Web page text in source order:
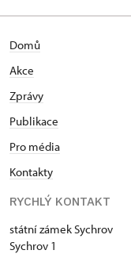
Domů
Akce
Zprávy
Publikace
Pro média
Kontakty
RYCHLÝ KONTAKT
státní zámek Sychrov
Sychrov 1